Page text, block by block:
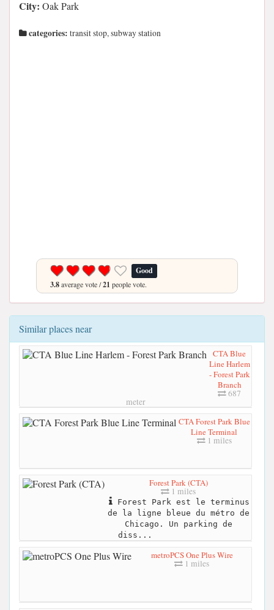
City: Oak Park
categories: transit stop, subway station
Good
3.8average vote /21 people vote.
Similar places near
CTA Blue
Line Harlem
- Forest Park
Branch
687
meter
CTA Forest Park Blue
Line Terminal
1 miles
Forest Park (CTA)
1 miles
Forest Park est le terminus
de la ligne bleue du métro de
Chicago. Un parking de
diss...
metroPCS One Plus Wire
1 miles